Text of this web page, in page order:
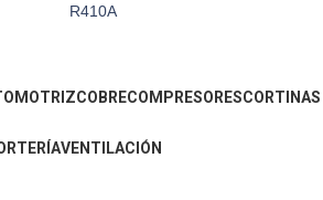
R410A
COBRECOMPRESORESCORTINAS
VENTILACIÓN